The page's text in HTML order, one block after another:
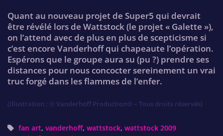
Quant au nouveau projet de Super5 qui devrait
être révélé lors de Wattstock (le projet « Galette »),
on l’attend avec de plus en plus de scepticisme si
c’est encore Vanderhoff qui chapeaute l’opération.
Espérons que le groupe aura su (pu ?) prendre ses
distances pour nous concocter sereinement un vrai
truc forgé dans les flammes de l’enfer.
(illustration : © Vanderhoff Production® – Tous droits réservés)
Tags
fan art, vanderhoff, wattstock, wattstock 2009